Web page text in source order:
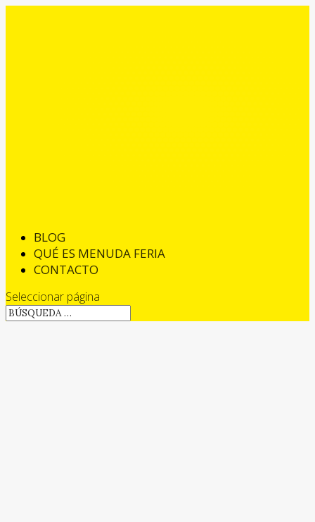
BLOG
QUÉ ES MENUDA FERIA
CONTACTO
Seleccionar página